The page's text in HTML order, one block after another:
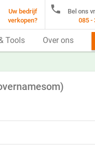
Uw bedrijf
verkopen?

Bel ons
085 -
Tools Over ons